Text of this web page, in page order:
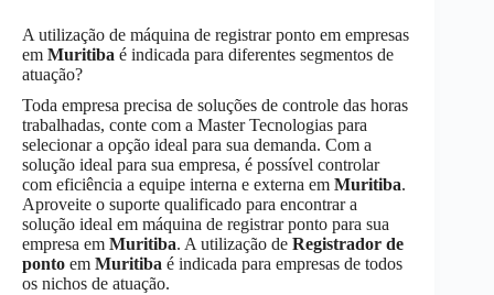
A utilização de máquina de registrar ponto em empresas
em Muritiba é indicada para diferentes segmentos de
atuação?
Toda empresa precisa de soluções de controle das horas
trabalhadas, conte com a Master Tecnologias para
selecionar a opção ideal para sua demanda. Com a
solução ideal para sua empresa, é possível controlar
com eficiência a equipe interna e externa em Muritiba.
Aproveite o suporte qualificado para encontrar a
solução ideal em máquina de registrar ponto para sua
empresa em Muritiba. A utilização de Registrador de
ponto em Muritiba é indicada para empresas de todos
os nichos de atuação.